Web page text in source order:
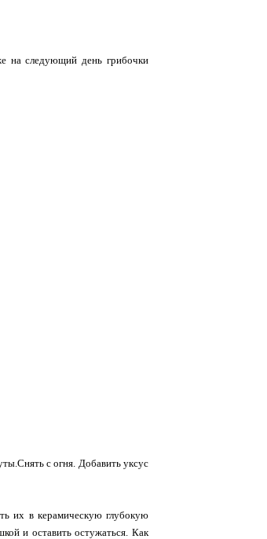
на следующий день грибочки
с огня. Добавить уксус
их в керамическую глубокую
и оставить остужаться. Как